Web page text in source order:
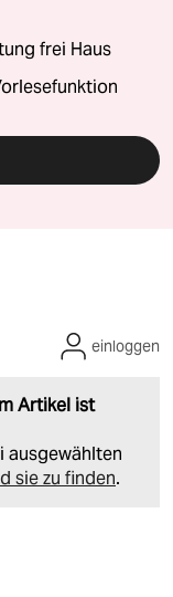
frei Haus
Artikel ist
ausgewählten
sie zu finden.
einloggen